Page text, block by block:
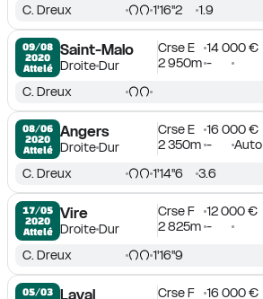
C. Dreux 1'16''2 1.9
09/08
2020
Attelé
Saint-Malo
DroiteDur
Crse E
14 000 €
2 950m -
C. Dreux
08/06
2020
Attelé
Angers
DroiteDur
Crse E
16 000 €
2 350m - Auto
C. Dreux 1'14''6 3.6
17/05
2020
Attelé
Vire
DroiteDur
Crse F
12 000 €
2 825m -
C. Dreux 1'16''9
05/03
Laval Crse F 16 000 €